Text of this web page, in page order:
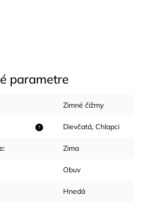
parametre
Zimné čižmy
? Dievčatá, Chlapci
: Zima
Obuv
Hnedá